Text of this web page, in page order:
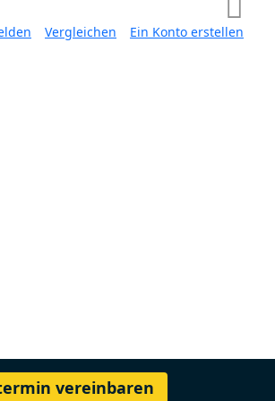
Vergleichen Ein Konto erstellen
vereinbaren